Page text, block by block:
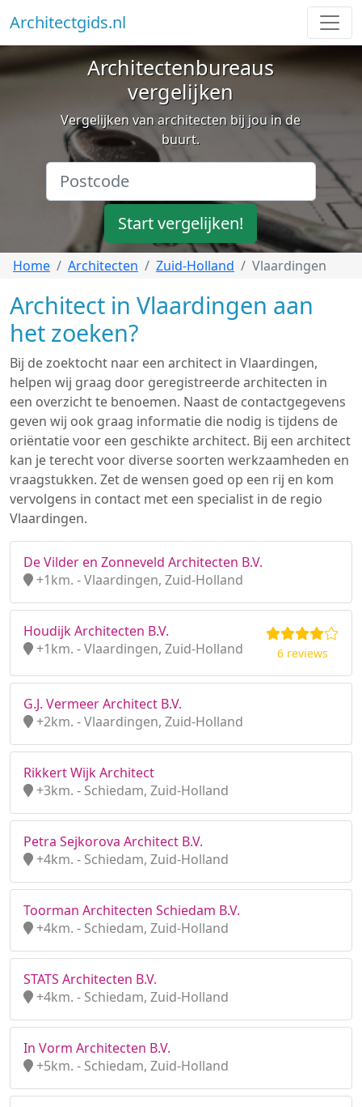
Architectgids.nl
Architectenbureaus
vergelijken
Vergelijken van architecten bij jou in de
buurt.
Start vergelijken!
Home Architecten Zuid-Holland Vlaardingen
Architect in Vlaardingen aan
het zoeken?
Bij de zoektocht naar een architect in Vlaardingen,
helpen wij graag door geregistreerde architecten in
een overzicht te benoemen. Naast de contactgegevens
geven wij ook graag informatie die nodig is tijdens de
oriëntatie voor een geschikte architect. Bij een architect
kan je terecht voor diverse soorten werkzaamheden en
vraagstukken. Zet de wensen goed op een rij en kom
vervolgens in contact met een specialist in de regio
Vlaardingen.
De Vilder en Zonneveld Architecten B.V.
+1km. - Vlaardingen, Zuid-Holland
Houdijk Architecten B.V.
+1km. - Vlaardingen, Zuid-Holland
6 reviews
G.J. Vermeer Architect B.V.
+2km. - Vlaardingen, Zuid-Holland
Rikkert Wijk Architect
+3km. - Schiedam, Zuid-Holland
Petra Sejkorova Architect B.V.
+4km. - Schiedam, Zuid-Holland
Toorman Architecten Schiedam B.V.
+4km. - Schiedam, Zuid-Holland
STATS Architecten B.V.
+4km. - Schiedam, Zuid-Holland
In Vorm Architecten B.V.
+5km. - Schiedam, Zuid-Holland